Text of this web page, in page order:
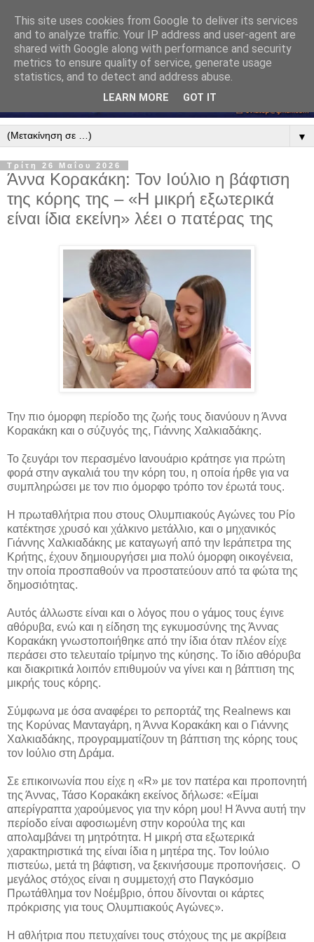
▼
Τρίτη 26 Μαΐου 2026
Άννα Κορακάκη: Τον Ιούλιο η βάφτιση
της κόρης της – «Η μικρή εξωτερικά
είναι ίδια εκείνη» λέει ο πατέρας της
Την πιο όμορφη περίοδο της ζωής τους διανύουν η Άννα
Κορακάκη και ο σύζυγός της, Γιάννης Χαλκιαδάκης.
Το ζευγάρι τον περασμένο Ιανουάριο κράτησε για πρώτη
φορά στην αγκαλιά του την κόρη του, η οποία ήρθε για να
συμπληρώσει με τον πιο όμορφο τρόπο τον έρωτά τους.
Η πρωταθλήτρια που στους Ολυμπιακούς Αγώνες του Ρίο
κατέκτησε χρυσό και χάλκινο μετάλλιο, και ο μηχανικός
Γιάννης Χαλκιαδάκης με καταγωγή από την Ιεράπετρα της
Κρήτης, έχουν δημιουργήσει μια πολύ όμορφη οικογένεια,
την οποία προσπαθούν να προστατεύουν από τα φώτα της
δημοσιότητας.
Αυτός άλλωστε είναι και ο λόγος που ο γάμος τους έγινε
αθόρυβα, ενώ και η είδηση της εγκυμοσύνης της Άννας
Κορακάκη γνωστοποιήθηκε από την ίδια όταν πλέον είχε
περάσει στο τελευταίο τρίμηνο της κύησης. Το ίδιο αθόρυβα
και διακριτικά λοιπόν επιθυμούν να γίνει και η βάπτιση της
μικρής τους κόρης.
Σύμφωνα με όσα αναφέρει το ρεπορτάζ της Realnews και
της Κορύνας Μανταγάρη, η Άννα Κορακάκη και ο Γιάννης
Χαλκιαδάκης, προγραμματίζουν τη βάπτιση της κόρης τους
τον Ιούλιο στη Δράμα.
Σε επικοινωνία που είχε η «R» με τον πατέρα και προπονητή
της Άννας, Τάσο Κορακάκη εκείνος δήλωσε: «Είμαι
απερίγραπτα χαρούμενος για την κόρη μου! Η Άννα αυτή την
περίοδο είναι αφοσιωμένη στην κορούλα της και
απολαμβάνει τη μητρότητα. Η μικρή στα εξωτερικά
χαρακτηριστικά της είναι ίδια η μητέρα της. Τον Ιούλιο
πιστεύω, μετά τη βάφτιση, να ξεκινήσουμε προπονήσεις. Ο
μεγάλος στόχος είναι η συμμετοχή στο Παγκόσμιο
Πρωτάθλημα τον Νοέμβριο, όπου δίνονται οι κάρτες
πρόκρισης για τους Ολυμπιακούς Αγώνες».
Η αθλήτρια που πετυχαίνει τους στόχους της με ακρίβεια
This site uses cookies from Google to deliver its services
and to analyze traffic. Your IP address and user-agent are
shared with Google along with performance and security
metrics to ensure quality of service, generate usage
statistics, and to detect and address abuse.
LEARN MORE GOT IT